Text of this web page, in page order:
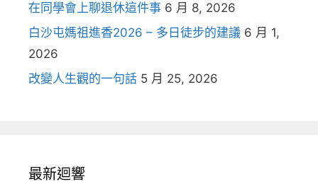
在同學會上聊退休這件事 6 月 8, 2026
白沙屯媽祖進香2026 – 多日徒步的建議 6 月 1,
2026
改變人生觀的一句話 5 月 25, 2026
最新迴響